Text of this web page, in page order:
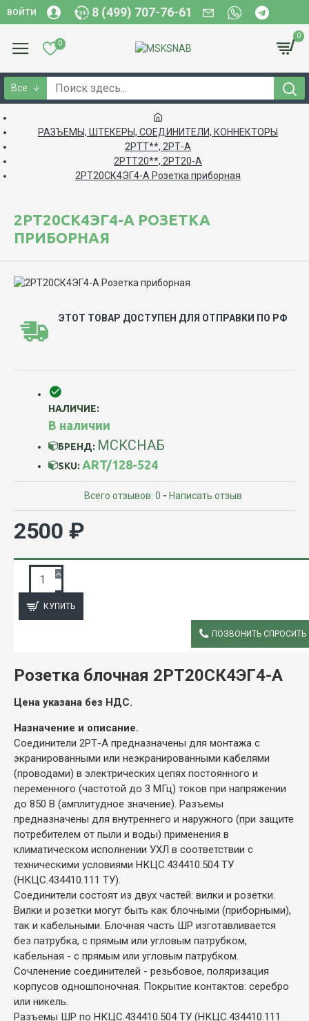
ВОЙТИ 8 (499) 707-76-61
0
0
Все
РАЗЪЕМЫ, ШТЕКЕРЫ, СОЕДИНИТЕЛИ, КОННЕКТОРЫ
2РТТ**, 2РТ-А
2РТТ20**, 2РТ20-А
2РТ20СК4ЭГ4-А Розетка приборная
2РТ20СК4ЭГ4-А РОЗЕТКА
ПРИБОРНАЯ
ЭТОТ ТОВАР ДОСТУПЕН ДЛЯ ОТПРАВКИ ПО РФ
НАЛИЧИЕ:
В наличии
БРЕНД: МСКСНАБ
SKU: ART/128-524
Всего отзывов: 0 - Написать отзыв
2500 ₽
КУПИТЬ
ПОЗВОНИТЬ СПРОСИТЬ
Розетка блочная 2РТ20СК4ЭГ4-А
Цена указана без НДС.
Назначение и описание.
Соединители 2РТ-А предназначены для монтажа с
экранированными или неэкранированными кабелями
(проводами) в электрических цепях постоянного и
переменного (частотой до 3 МГц) токов при напряжении
до 850 В (амплитудное значение). Разъемы
предназначены для внутреннего и наружного (при защите
потребителем от пыли и воды) применения в
климатическом исполнении УХЛ в соответствии с
техническими условиями НКЦС.434410.504 ТУ
(НКЦС.434410.111 ТУ).
Соединители состоят из двух частей: вилки и розетки.
Вилки и розетки могут быть как блочными (приборными),
так и кабельными. Блочная часть ШР изготавливается
без патрубка, с прямым или угловым патрубком,
кабельная - с прямым или угловым патрубком.
Сочленение соединителей - резьбовое, поляризация
корпусов одношпоночная. Покрытие контактов: серебро
или никель.
Разъемы ШР по НКЦС.434410.504 ТУ (НКЦС.434410.111